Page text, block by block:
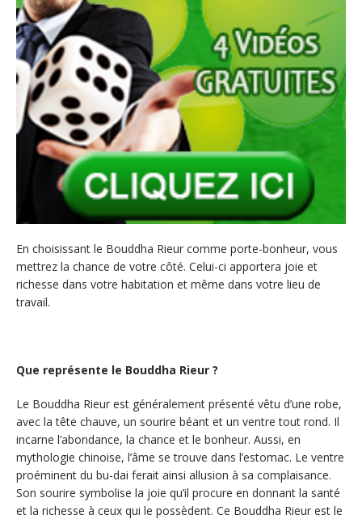
En choisissant le Bouddha Rieur comme porte-bonheur, vous
mettrez la chance de votre côté. Celui-ci apportera joie et
richesse dans votre habitation et même dans votre lieu de
travail.
Que représente le Bouddha Rieur ?
Le Bouddha Rieur est généralement présenté vêtu d’une robe,
avec la tête chauve, un sourire béant et un ventre tout rond. Il
incarne l’abondance, la chance et le bonheur. Aussi, en
mythologie chinoise, l’âme se trouve dans l’estomac. Le ventre
proéminent du bu-dai ferait ainsi allusion à sa complaisance.
Son sourire symbolise la joie qu’il procure en donnant la santé
et la richesse à ceux qui le possèdent. Ce Bouddha Rieur est le